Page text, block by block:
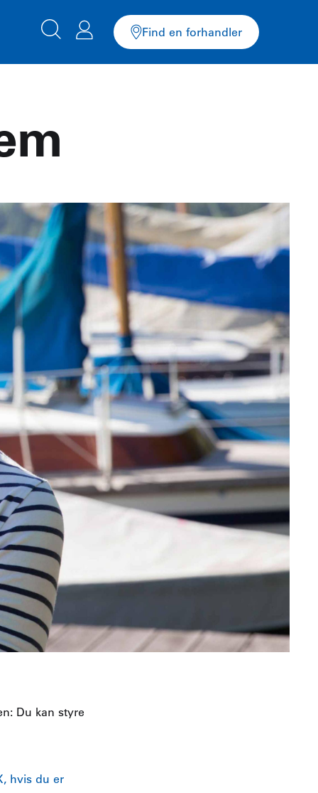
Find en forhandler
Du kan styre
hvis du er